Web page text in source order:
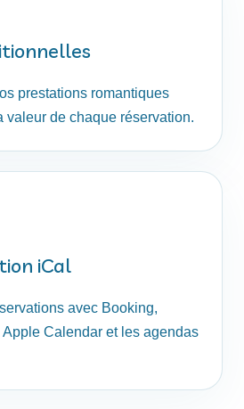
prestations romantiques
valeur de chaque réservation.
iCal
avec Booking,
Calendar et les agendas